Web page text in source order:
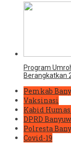
Program
Berangkatkan
Pemkab
Vaksinasi
Kabid
DPRD
Polresta
Covid-19